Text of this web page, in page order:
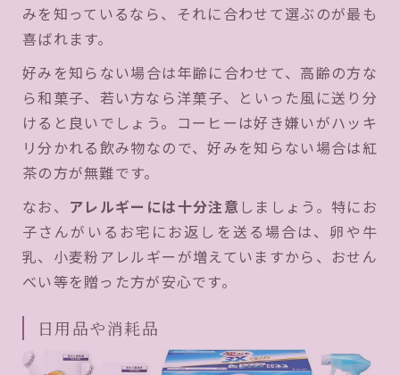
みを知っているなら、それに合わせて選ぶのが最も
喜ばれます。
好みを知らない場合は年齢に合わせて、高齢の方な
ら和菓子、若い方なら洋菓子、といった風に送り分
けると良いでしょう。コーヒーは好き嫌いがハッキ
リ分かれる飲み物なので、好みを知らない場合は紅
茶の方が無難です。
なお、 アレルギーには十分注意 しましょう。特にお
子さんがいるお宅にお返しを送る場合は、卵や牛
乳、小麦粉アレルギーが増えていますから、おせん
べい等を贈った方が安心です。
日用品や消耗品